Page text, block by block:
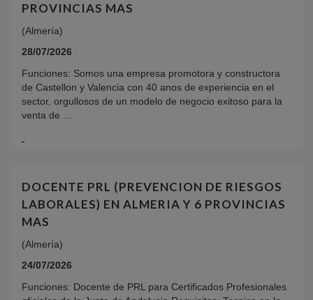
PROVINCIAS MAS
(Almería)
28/07/2026
Funciones: Somos una empresa promotora y constructora
de Castellon y Valencia con 40 anos de experiencia en el
sector, orgullosos de un modelo de negocio exitoso para la
venta de ...
DOCENTE PRL (PREVENCION DE RIESGOS
LABORALES) EN ALMERIA Y 6 PROVINCIAS
MAS
(Almería)
24/07/2026
Funciones: Docente de PRL para Certificados Profesionales